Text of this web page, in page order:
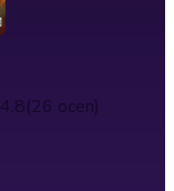
4.8(26 ocen)